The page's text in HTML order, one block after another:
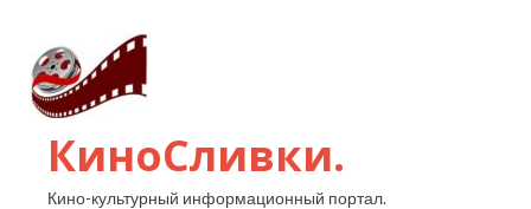
КиноСливки.
Кино-культурный информационный портал.